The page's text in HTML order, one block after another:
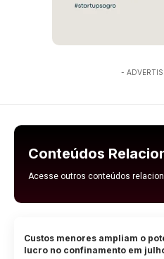
-
Conteúdos
Acesse outros conteúdos
Custos menores ampliam o
lucro no confinamento em